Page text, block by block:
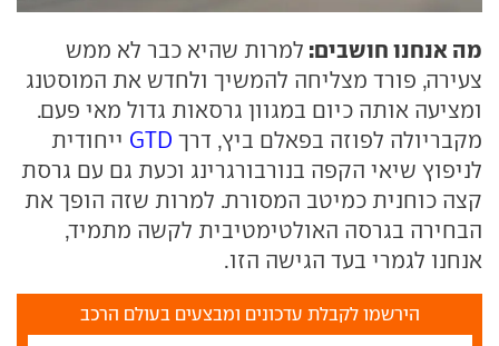
מה אנחנו חושבים: למרות שהיא כבר לא ממש
צעירה, פורד מצליחה להמשיך ולחדש את המוסטנג
ומציעה אותה כיום במגוון גרסאות גדול מאי פעם.
מקבריולה לפוזה בפאלם ביץ, דרך GTD ייחודית
לניפוץ שיאי הקפה בנורבורגרינג וכעת גם עם גרסת
קצה כוחנית כמיטב המסורת. למרות שזה הופך את
הבחירה בגרסה האולטימטיבית לקשה מתמיד,
אנחנו לגמרי בעד הגישה הזו.
הירשמו לקבלת עדכונים ומבצעים בעולם הרכב